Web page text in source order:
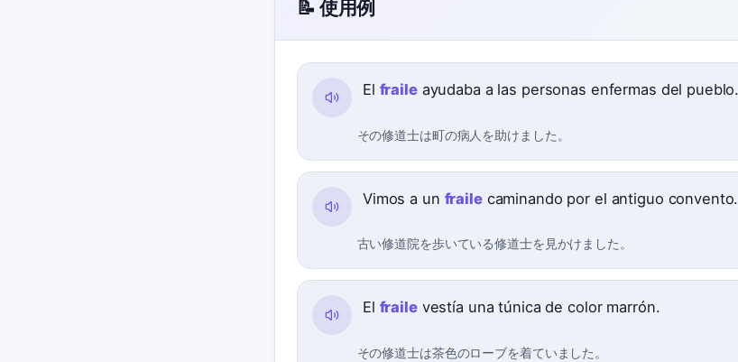
📝 使用例
El fraileayudaba a las personas enfermas del pueblo.
その修道士は町の病人を助けました。
Vimos a un frailecaminando por el antiguo convento.
古い修道院を歩いている修道士を見かけました。
El frailevestía una túnica de color marrón.
その修道士は茶色のローブを着ていました。